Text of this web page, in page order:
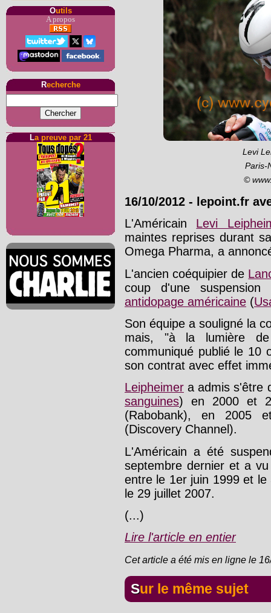
Outils
A propos
Recherche
La preuve par 21
Levi
Paris-
©
16/10/2012 - lepoint.fr
L'Américain Levi
maintes reprises durant
Omega Pharma, a
L'ancien coéquipier de
coup d'une
antidopage américaine (
Son équipe a souligné la
mais, "à la lumière
communiqué publié le 10
son contrat avec effet
Leipheimer a admis s'être
sanguines) en 2000 et
(Rabobank), en 2005
(Discovery Channel).
L'Américain a été
septembre dernier et a
entre le 1er juin 1999 et
le 29 juillet 2007.
(...)
Lire l'article en entier
Cet article a été mis en ligne le
Sur le même sujet